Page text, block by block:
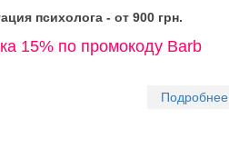
психолога - от 900 грн.
15% по промокоду Barb
Подробнее